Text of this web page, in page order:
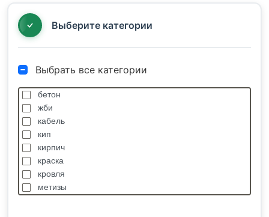
Выберите категории
Выбрать все категории
бетон
жби
кабель
кип
кирпич
краска
кровля
метизы